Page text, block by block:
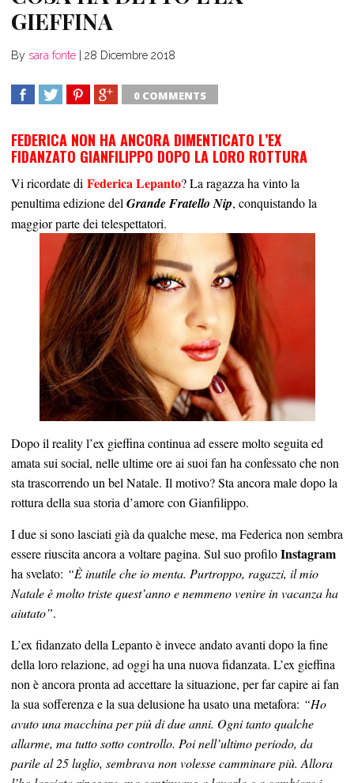
GIEFFINA
By sara fonte 28 Dicembre 2018
0 COMMENTS
FEDERICA NON HA ANCORA DIMENTICATO L’EX
FIDANZATO GIANFILIPPO DOPO LA LORO ROTTURA
Vi ricordate di Federica Lepanto? La ragazza ha vinto la
penultima edizione delGrande Fratello Nip, conquistando la
maggior parte dei telespettatori.
Dopo il reality l’ex gieffina continua ad essere molto seguita ed
amata sui social, nelle ultime ore ai suoi fan ha confessato che non
sta trascorrendo un bel Natale. Il motivo? Sta ancora male dopo la
rottura della sua storia d’amore con Gianfilippo.
I due si sono lasciati già da qualche mese, ma Federica non sembra
essere riuscita ancora a voltare pagina. Sul suo profiloInstagram
ha svelato: “È inutile che io menta. Purtroppo, ragazzi, il mio
Natale è molto triste quest’anno e nemmeno venire in vacanza ha
aiutato”.
L’ex fidanzato della Lepanto è invece andato avanti dopo la fine
della loro relazione, ad oggi ha una nuova fidanzata. L’ex gieffina
non è ancora pronta ad accettare la situazione, per far capire ai fan
la sua sofferenza e la sua delusione ha usato una metafora: “Ho
avuto una macchina per più di due anni. Ogni tanto qualche
allarme, ma tutto sotto controllo. Poi nell’ultimo periodo, da
parile al 25 luglio, sembrava non volesse camminare più. Allora